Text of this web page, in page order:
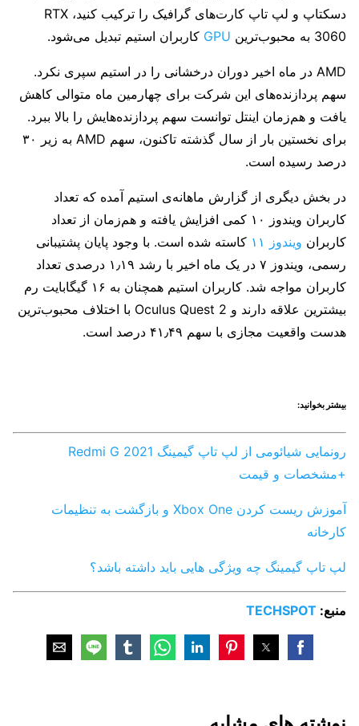
دسکتاپ و لپ تاپ کارت‌های گرافیک را ترکیب کنید، RTX
3060 به محبوب‌ترین
GPU کاربران استیم تبدیل می‌شود.
AMD در ماه اخیر دوران درخشانی را در استیم سپری نکرد.
سهم پردازنده‌های این شرکت برای چهارمین ماه متوالی کاهش
یافت و هم‌زمان اینتل توانست سهم پردازنده‌هایش را بالا ببرد.
برای نخستین بار از سال گذشته تاکنون، سهم AMD به زیر ۳۰
درصد رسیده است.
در بخش دیگری از گزارش ماهانه‌ی استیم آمده که تعداد
کاربران ویندوز ۱۰ کمی افزایش یافته و هم‌زمان از تعداد
کاربران ویندوز ۱۱
کاسته شده است. با وجود پایان پشتیبانی
رسمی، ویندوز ۷ در یک ماه اخیر با رشد ۱٫۱۹ درصدی تعداد
کاربران مواجه شد. کاربران استیم همچنان به ۱۶ گیگابایت رم
بیشترین علاقه دارند و Oculus Quest 2 با اختلاف محبوب‌ترین
هدست واقعیت مجازی با سهم ۴۱٫۴۹ درصد است.
بیشتر بخوانید:
رونمایی شیائومی از لپ تاپ گیمینگ Redmi G 2021
+مشخصات و قیمت
آموزش ریست کردن Xbox One و بازگشت به تنظیمات
کارخانه
لپ‌ تاپ گیمینگ چه ویژگی‌ هایی باید داشته باشد؟
منبع: TECHSPOT